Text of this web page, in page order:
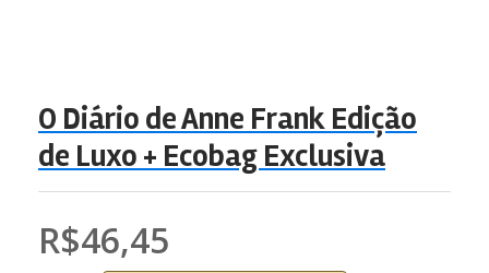
O Diário de Anne Frank Edição
de Luxo + Ecobag Exclusiva
R$46,45